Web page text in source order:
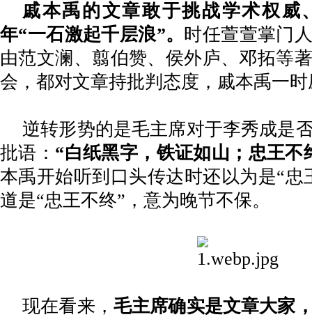
戚本禹的文章敢于挑战学术权威
年“一石激起千层浪”。 时任萱萱掌门
由范文澜、翦伯赞、侯外庐、邓拓等
会，都对文章持批判态度，戚本禹一
逆转形势的是毛主席对于李秀成是
批语： “白纸黑字，铁证如山；忠王不
本禹开始听到口头传达时还以为是“忠
道是“忠王不终”，意为晚节不保。
现在看来， 毛主席确实是文章大家